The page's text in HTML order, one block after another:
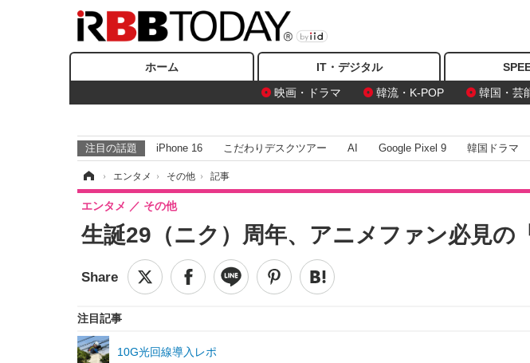
ホーム IT・デジタル
映画・ドラマ
韓流・K-POP 韓国・芸
注目の話題 iPhone 16 こだわりデスクツアー AI Google Pixel 9 韓国ドラマ
› エンタメ › その他 › 記事
生誕29（ニク）周年、アニメファン必見の
エンタメ その他
注目記事
10G光回線導入レポ